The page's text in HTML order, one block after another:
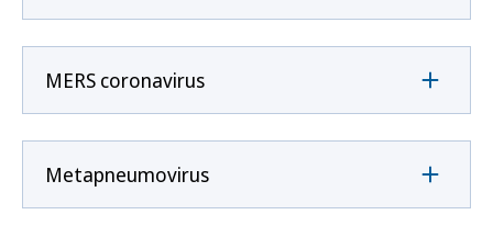
MERS coronavirus
Metapneumovirus